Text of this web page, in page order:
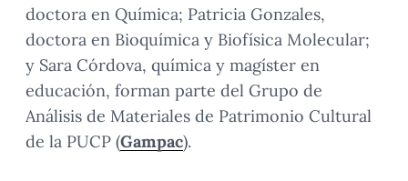
doctora en Química; Patricia Gonzales,
doctora en Bioquímica y Biofísica Molecular;
y Sara Córdova, química y magíster en
educación, forman parte del Grupo de
Análisis de Materiales de Patrimonio Cultural
de la PUCP (Gampac).